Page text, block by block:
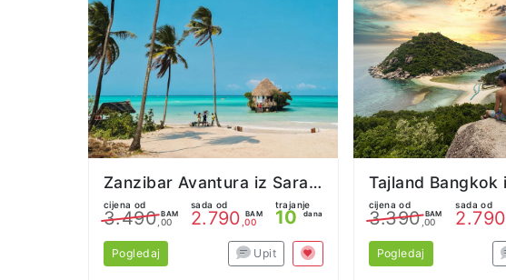
Zanzibar Avantura iz Sarajeva
cijena od
3.490 BAM
,00
sada od
2.790 BAM
,00
trajanje
10 dana
Pogledaj Upit
cijena od
3.390 BAM
,00
sada od
2.790
Pogledaj